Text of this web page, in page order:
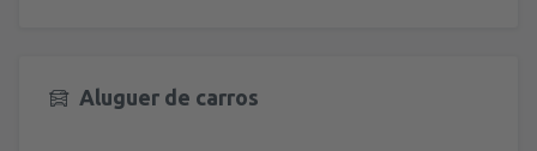
Aluguer de carros